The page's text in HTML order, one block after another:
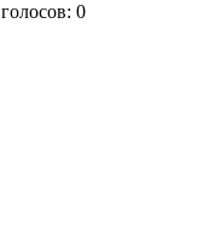
голосов: 0